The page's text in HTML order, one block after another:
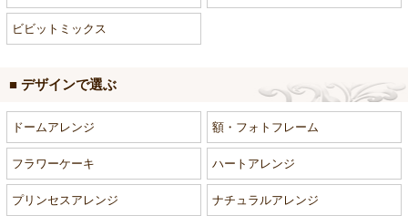
ビビットミックス
■ デザインで選ぶ
ドームアレンジ 額・フォトフレーム
フラワーケーキ ハートアレンジ
プリンセスアレンジ ナチュラルアレンジ